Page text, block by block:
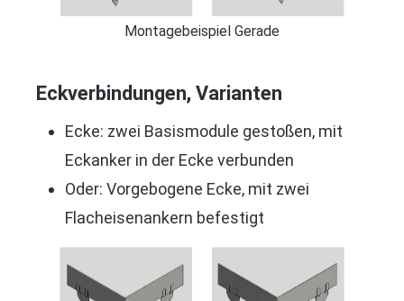
Montagebeispiel Gerade
Eckverbindungen, Varianten
Ecke: zwei Basismodule gestoßen, mit
Eckanker in der Ecke verbunden
Oder: Vorgebogene Ecke, mit zwei
Flacheisenankern befestigt